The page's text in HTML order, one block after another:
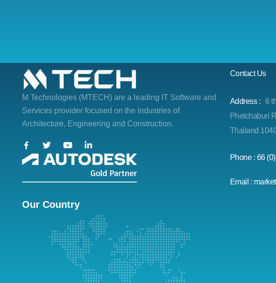
M Technologies (MTECH) are a leading IT Software and
Services provider focused on the industries of
Architecture, Engineering and Construction.
Contact Us
Address :
6
Phetchaburi
Thailand
Phone : 66
Email :
Our Country